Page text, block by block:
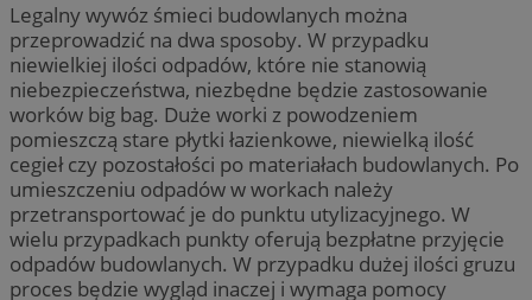
Legalny wywóz śmieci budowlanych można
przeprowadzić na dwa sposoby. W przypadku
niewielkiej ilości odpadów, które nie stanowią
niebezpieczeństwa, niezbędne będzie zastosowanie
worków big bag. Duże worki z powodzeniem
pomieszczą stare płytki łazienkowe, niewielką ilość
cegieł czy pozostałości po materiałach budowlanych. Po
umieszczeniu odpadów w workach należy
przetransportować je do punktu utylizacyjnego. W
wielu przypadkach punkty oferują bezpłatne przyjęcie
odpadów budowlanych. W przypadku dużej ilości gruzu
proces będzie wygląd inaczej i wymaga pomocy